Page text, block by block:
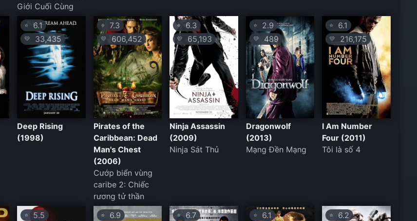
Giới Cuối Cùng
⭐ 6.1
💛 33,435
Deep Rising
(1998)
⭐7.3
💛 606,452
Pirates of the
Caribbean: Dead
Man's Chest
(2006)
Cướp biển vùng
caribe 2: Chiếc
rương tử thần
⭐ 6.3
💛 65,193
Ninja Assassin
(2009)
Ninja Sát Thủ
⭐2.9
💛 489
Dragonwolf
(2013)
Mạng Đền Mạng
⭐ 6.1
💛 216,175
I Am Number
Four (2011)
Tôi là số 4
⭐ 5.5 ⭐6.9 ⭐ 6.7 ⭐6.1 ⭐ 6.2